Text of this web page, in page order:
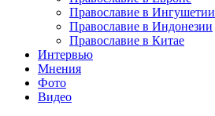
Православие в Ингушетии
Православие в Индонезии
Православие в Китае
Интервью
Мнения
Фото
Видео